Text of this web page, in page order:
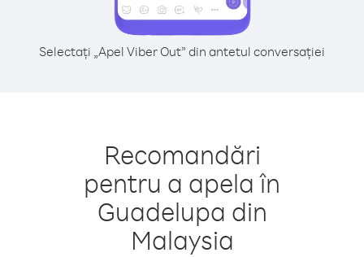
Selectați „Apel Viber Out” din antetul conversației
Recomandări
pentru a apela în
Guadelupa din
Malaysia